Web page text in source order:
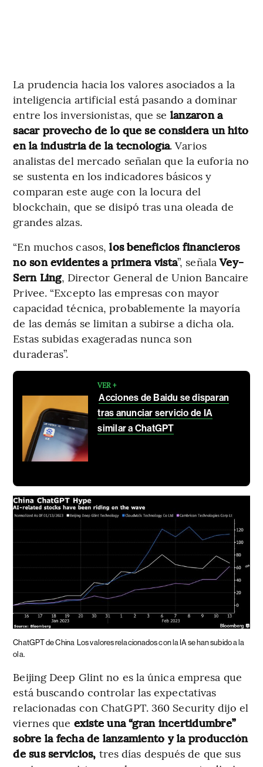
La prudencia hacia los valores asociados a la
inteligencia artificial está pasando a dominar
entre los inversionistas, que se lanzaron a
sacar provecho de lo que se considera un hito
en la industria de la tecnología. Varios
analistas del mercado señalan que la euforia no
se sustenta en los indicadores básicos y
comparan este auge con la locura del
blockchain, que se disipó tras una oleada de
grandes alzas.
“En muchos casos, los beneficios financieros
no son evidentes a primera vista”, señalaVey-
Sern Ling, Director General de Union Bancaire
Privee. “Excepto las empresas con mayor
capacidad técnica, probablemente la mayoría
de las demás se limitan a subirse a dicha ola.
Estas subidas exageradas nunca son
duraderas”.
VER +
Acciones de Baidu se disparan
tras anunciar servicio de IA
similar a ChatGPT
ChatGPT de China Los valores relacionados con la IA se han subido a la
ola.
Beijing Deep Glint no es la única empresa que
está buscando controlar las expectativas
relacionadas con ChatGPT. 360 Security dijo el
viernes que existe una “gran incertidumbre”
sobre la fecha de lanzamiento y la producción
de sus servicios, tres días después de que sus